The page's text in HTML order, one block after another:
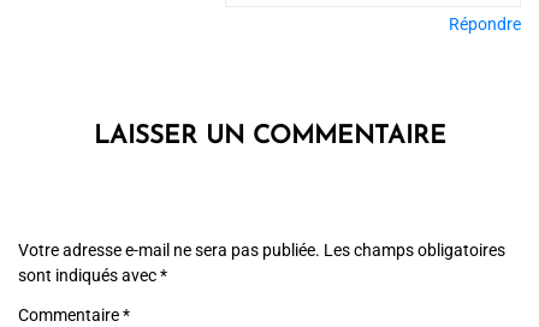
Répondre
LAISSER UN COMMENTAIRE
Votre adresse e-mail ne sera pas publiée. Les champs obligatoires
sont indiqués avec*
Commentaire*